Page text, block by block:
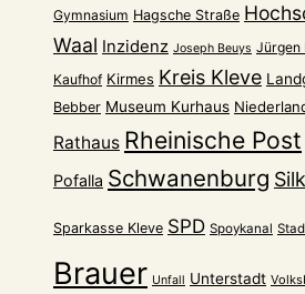
Gymnasium Hagsche Straße
Waal Inzidenz Joseph Beuys Jürgen
Kaufhof Kirmes Kreis Kleve
Bebber Museum Kurhaus
Rathaus Rheinische Post
Pofalla Schwanenburg
Sparkasse Kleve SPD Spoykanal
Brauer Unfall Unterstadt